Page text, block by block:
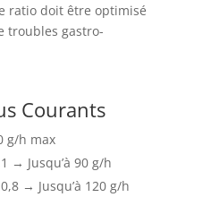
ratio doit être optimisé
troubles gastro-
Courants
g/h max
→ Jusqu’à 90 g/h
→ Jusqu’à 120 g/h